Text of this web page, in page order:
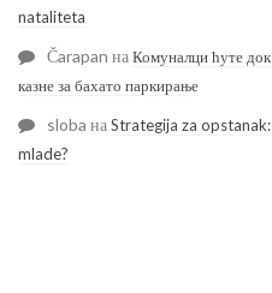
nataliteta
Čarapan наКомуналци ћуте
казне за бахато паркирање
sloba наStrategija za
mlade?